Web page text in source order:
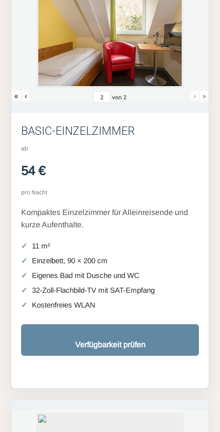
« ‹ von 2 › »
BASIC-EINZELZIMMER
ab
54 €
pro Nacht
Kompaktes Einzelzimmer für Alleinreisende und
kurze Aufenthalte.
11 m²
Einzelbett, 90 × 200 cm
Eigenes Bad mit Dusche und WC
32-Zoll-Flachbild-TV mit SAT-Empfang
Kostenfreies WLAN
Verfügbarkeit prüfen